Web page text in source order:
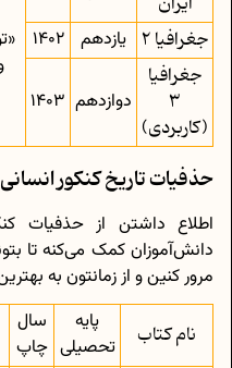
جغرافیا 2 یازدهم 1402
جغرافیا
3
(کاربردی)
دوازدهم 1403
حذفیات تاریخ کنکور انسانی 1404
اطلاع داشتن از حذفیات
دانش‌آموزان کمک می‌کنه تا
مرور کنین و از زمانتون به
نام کتاب
پایه
تحصیلی
سال
چاپ